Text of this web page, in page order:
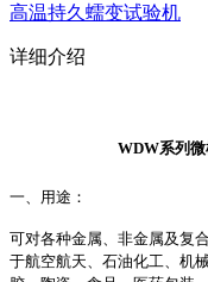
高温持久蠕变试验机
详细介绍
WDW系列微
一、用途：
可对各种金属、非金属及复
于航空航天、石油化工、机